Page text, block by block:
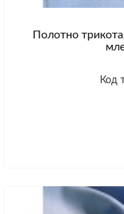
Полотно
Код